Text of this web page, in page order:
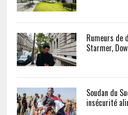
Rumeurs de
Starmer,
Soudan du
insécurité